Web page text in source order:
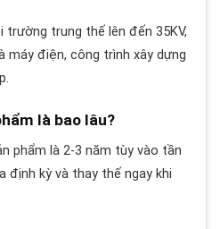
trường trung thế lên đến 35KV,
máy điện, công trình xây dựng
là bao lâu?
phẩm là 2-3 năm tùy vào tần
định kỳ và thay thế ngay khi